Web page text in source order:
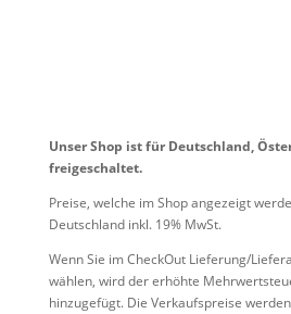
Unser Shop ist für Deutschland,
freigeschaltet.
Preise, welche im Shop angezeigt
Deutschland inkl. 19% MwSt.
Wenn Sie im CheckOut Lieferung/
wählen, wird der erhöhte
hinzugefügt. Die Verkaufspreise